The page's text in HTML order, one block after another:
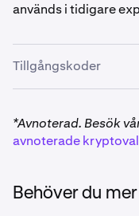
används i tidigare
Tillgångskoder
*Avnoterad. Besök
avnoterade
Behöver du